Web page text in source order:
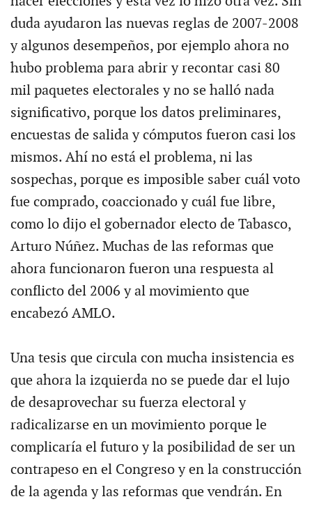
duda ayudaron las nuevas reglas de 2007-2008
y algunos desempeños, por ejemplo ahora no
hubo problema para abrir y recontar casi 80
mil paquetes electorales y no se halló nada
significativo, porque los datos preliminares,
encuestas de salida y cómputos fueron casi los
mismos. Ahí no está el problema, ni las
sospechas, porque es imposible saber cuál voto
fue comprado, coaccionado y cuál fue libre,
como lo dijo el gobernador electo de Tabasco,
Arturo Núñez. Muchas de las reformas que
ahora funcionaron fueron una respuesta al
conflicto del 2006 y al movimiento que
encabezó AMLO.
Una tesis que circula con mucha insistencia es
que ahora la izquierda no se puede dar el lujo
de desaprovechar su fuerza electoral y
radicalizarse en un movimiento porque le
complicaría el futuro y la posibilidad de ser un
contrapeso en el Congreso y en la construcción
de la agenda y las reformas que vendrán. En